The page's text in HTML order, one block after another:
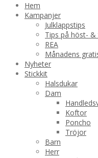
Hem
Kampanjer
Julklappstips
Tips på höst-
REA
Månadens
Nyheter
Stickkit
Halsdukar
Dam
Koftor
Poncho
Tröjor
Barn
Herr